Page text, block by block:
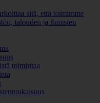
sitä, että toimimme
talouden ja ihmisten
toimintaa